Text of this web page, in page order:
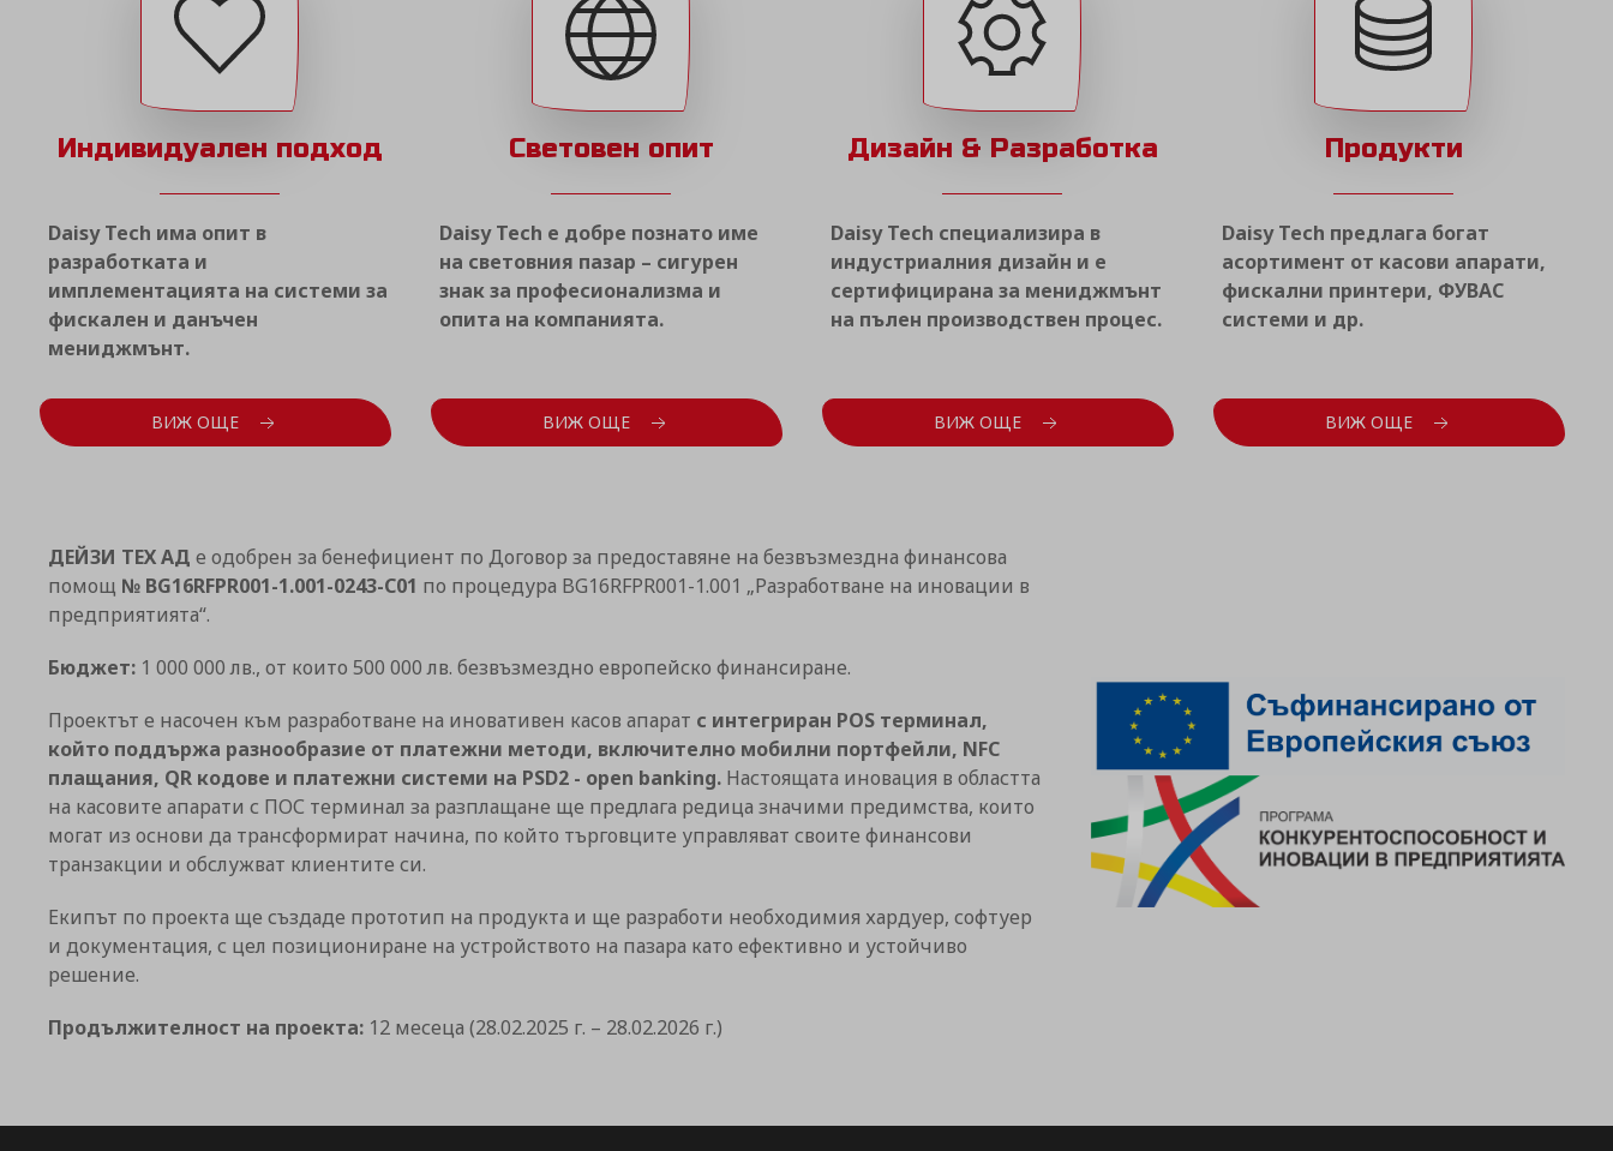
Индивидуален подход
Daisy Tech има опит в
разработката и
имплементацията на системи за
фискален и данъчен
мениджмънт.
ВИЖ ОЩЕ
Световен опит
Daisy Tech е добре познато име
на световния пазар – сигурен
знак за професионализма и
опита на компанията.
ВИЖ ОЩЕ
Дизайн & Разработка
Daisy Tech специализира в
индустриалния дизайн и е
сертифицирана за мениджмънт
на пълен производствен процес.
ВИЖ ОЩЕ
Продукти
Daisy Tech предлага богат
асортимент от касови апарати,
фискални принтери, ФУВАС
системи и др.
ВИЖ ОЩЕ
ДЕЙЗИ ТЕХ АД е одобрен за бенефициент по Договор за предоставяне на безвъзмездна финансова
помощ № BG16RFPR001-1.001-0243-C01 по процедура BG16RFPR001-1.001 „Разработване на иновации в
предприятията“.
Бюджет: 1 000 000 лв., от които 500 000 лв. безвъзмездно европейско финансиране.
Проектът е насочен към разработване на иновативен касов апарат с интегриран POS терминал,
който поддържа разнообразие от платежни методи, включително мобилни портфейли, NFC
плащания, QR кодове и платежни системи на PSD2 - open banking. Настоящата иновация в областта
на касовите апарати с ПОС терминал за разплащане ще предлага редица значими предимства, които
могат из основи да трансформират начина, по който търговците управляват своите финансови
транзакции и обслужват клиентите си.
Екипът по проекта ще създаде прототип на продукта и ще разработи необходимия хардуер, софтуер
и документация, с цел позициониране на устройството на пазара като ефективно и устойчиво
решение.
Продължителност на проекта: 12 месеца (28.02.2025 г. – 28.02.2026 г.)